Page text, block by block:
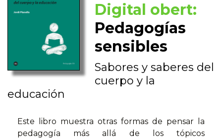
Digital obert:
Pedagogías
sensibles
Sabores y saberes del
cuerpo y la
educación
Este libro muestra otras formas de pensar la
pedagogía más allá de los tópicos